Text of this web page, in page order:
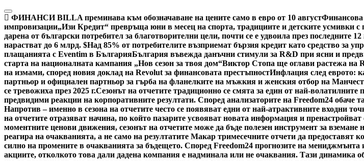
Skip
to
content
ФИНАНСИ BILLA преминава към обозначаване на цените само в евро от 10 августФинансова
импровизации„Изи Кредит“ превръща юни в месец на спорта, традициите и детските усмивки с
дарена от български потребител за благотворителни цели, почти се е удвоила през последните 12
нарастват до 6 млрд. $Над 85% от потребителите възприемат бързия кредит като средство за
плащанията с Eventim в БългарияБългария въвежда данъчни стимули за R&D при ясни и
старта на националната кампания „Нов сезон за твоя дом“Виктор Стопа ще оглави растежа на
на измами, според новия доклад на Revolut за финансовата престъпностИнфлация след еврото:
партньор и официален партньор за гърба на фланелките на мъжкия и женския отбор на
се тревожиха през 2025 г.Сезонът на отчетите традиционно се смята за един от най-
предвидими реакции на корпоративните резултати. Според анализаторите на Freedom24 обаче
Напротив – именно в сезона на отчетите често се появяват едни от най-атрактивните входни
на отчетите отразяват начина, по който пазарите усвояват новата информация и
моментните ценови движения, сезонът на отчетите може да бъде полезен инструмент за
реагира на очакванията, а не само на резултатите Макар тримесечните отчети да предоставят
силно на промените в очакванията за бъдещето. Според Freedom24 прогнозите на
акциите, отколкото това дали дадена компания е надминала или не очаквания. Тази динамика